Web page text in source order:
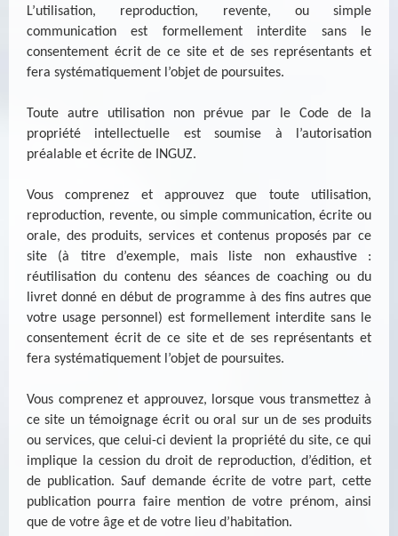
L’utilisation, reproduction, revente, ou simple
communication est formellement interdite sans le
consentement écrit de ce site et de ses représentants et
fera systématiquement l’objet de poursuites.
Toute autre utilisation non prévue par le Code de la
propriété intellectuelle est soumise à l’autorisation
préalable et écrite de INGUZ.
Vous comprenez et approuvez que toute utilisation,
reproduction, revente, ou simple communication, écrite ou
orale, des produits, services et contenus proposés par ce
site (à titre d’exemple, mais liste non exhaustive :
réutilisation du contenu des séances de coaching ou du
livret donné en début de programme à des fins autres que
votre usage personnel) est formellement interdite sans le
consentement écrit de ce site et de ses représentants et
fera systématiquement l’objet de poursuites.
Vous comprenez et approuvez, lorsque vous transmettez à
ce site un témoignage écrit ou oral sur un de ses produits
ou services, que celui-ci devient la propriété du site, ce qui
implique la cession du droit de reproduction, d’édition, et
de publication. Sauf demande écrite de votre part, cette
publication pourra faire mention de votre prénom, ainsi
que de votre âge et de votre lieu d’habitation.